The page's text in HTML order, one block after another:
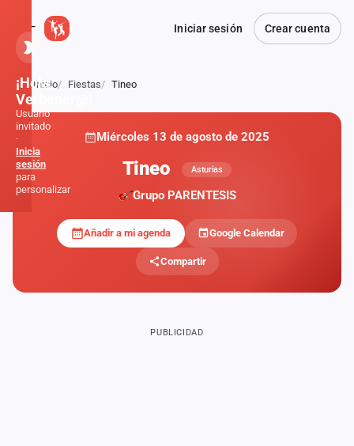
Iniciar sesión Crear cuenta
Atrás
Inicio Fiestas Tineo
Miércoles 13 de agosto de 2025
Tineo Asturias
Grupo PARENTESIS
Añadir a mi agenda Google Calendar
Compartir
PUBLICIDAD
¡Hola,
Verbener@!
Usuario
invitado
·
Inicia
sesión
para
personalizar